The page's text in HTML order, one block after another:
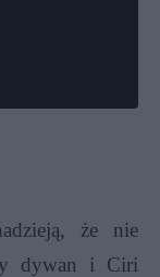
że nie
dywan i Ciri